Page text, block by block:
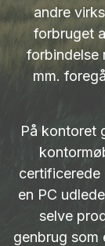
andre
forbruget
forbindelse
mm.
På kontoret
certificerede
en PC
selve
genbrug som